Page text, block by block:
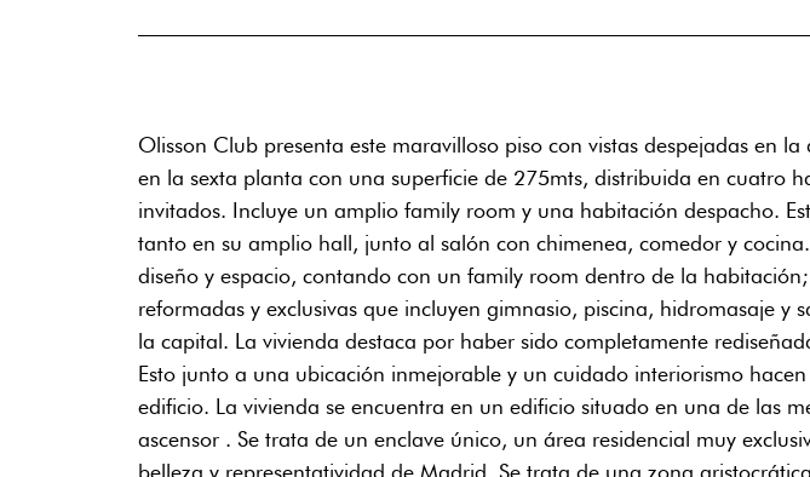
Olisson Club presenta este maravilloso piso con vistas despejadas en
en la sexta planta con una superficie de 275mts, distribuida en cuatro
invitados. Incluye un amplio family room y una habitación despacho.
tanto en su amplio hall, junto al salón con chimenea, comedor y
diseño y espacio, contando con un family room dentro de la
reformadas y exclusivas que incluyen gimnasio, piscina, hidromasaje
la capital. La vivienda destaca por haber sido completamente
Esto junto a una ubicación inmejorable y un cuidado interiorismo
edificio. La vivienda se encuentra en un edificio situado en una de las
ascensor . Se trata de un enclave único, un área residencial muy
belleza y representatividad de Madrid. Se trata de una zona